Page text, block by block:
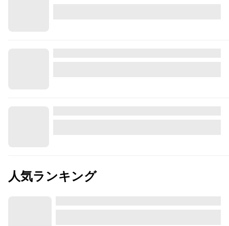
人気ランキング